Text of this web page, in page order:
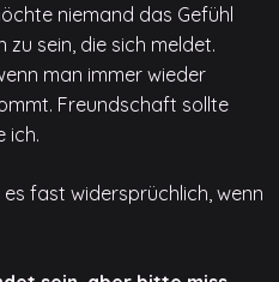
niemand das Gefühl
zu sein, die sich meldet.
man immer wieder
Freundschaft sollte
ich.
fast widersprüchlich, wenn